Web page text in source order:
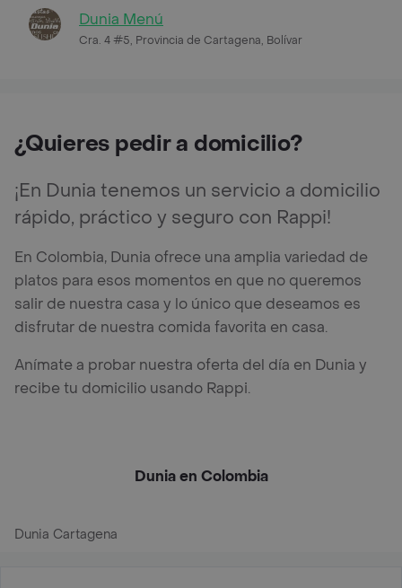
Dunia Menú
Cra. 4 #5, Provincia de Cartagena, Bolívar
¿Quieres pedir a domicilio?
¡En Dunia tenemos un servicio a domicilio
rápido, práctico y seguro con Rappi!
En Colombia, Dunia ofrece una amplia variedad de
platos para esos momentos en que no queremos
salir de nuestra casa y lo único que deseamos es
disfrutar de nuestra comida favorita en casa.
Anímate a probar nuestra oferta del día en Dunia y
recibe tu domicilio usando Rappi.
Dunia en Colombia
Dunia Cartagena